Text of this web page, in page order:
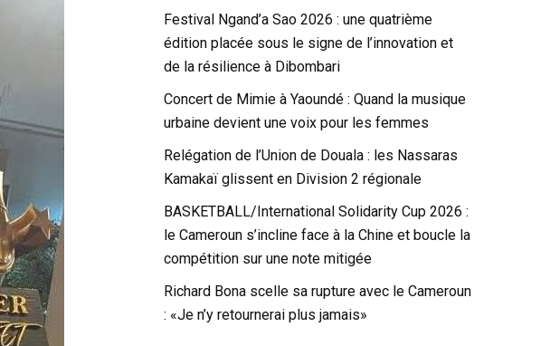
Festival Ngand’a Sao 2026 : une quatrième
édition placée sous le signe de l’innovation et
de la résilience à Dibombari
Concert de Mimie à Yaoundé : Quand la musique
urbaine devient une voix pour les femmes
Relégation de l’Union de Douala : les Nassaras
Kamakaï glissent en Division 2 régionale
BASKETBALL/International Solidarity Cup 2026 :
le Cameroun s’incline face à la Chine et boucle la
compétition sur une note mitigée
Richard Bona scelle sa rupture avec le Cameroun
: «Je n’y retournerai plus jamais»